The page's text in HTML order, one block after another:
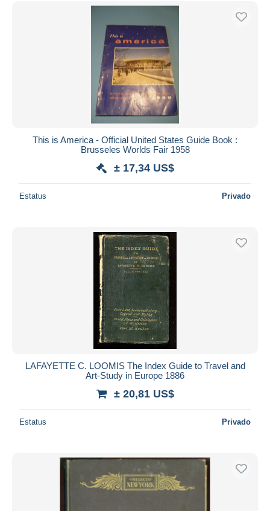
Sólo con descuento
Transferencia bancaria
Mastercard
Bancontact
iDeal
Maestro
Residencia del vendedor
This is America - Official United States Guide Book :
Brusseles Worlds Fair 1958
± 17,34 US$
Estatus Privado
LAFAYETTE C. LOOMIS The Index Guide to Travel and
Art-Study in Europe 1886
± 20,81 US$
Estatus Privado